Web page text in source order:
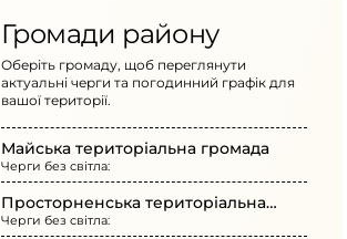
Громади району
Оберіть громаду, щоб переглянути
актуальні черги та погодинний графік для
вашої території.
Майська територіальна громада
Черги без світла:
Просторненська територіальна
громада
Черги без світла: